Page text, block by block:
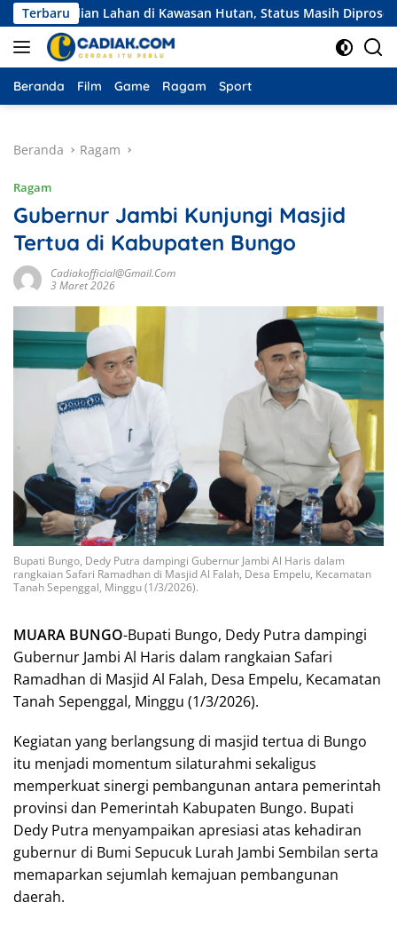
Langsung
ke
konten
Terbaru
Lahan di Kawasan Hutan, Status Masih Diproses
Beranda Film Game Ragam Sport
Beranda Ragam
Ragam
Gubernur Jambi Kunjungi Masjid
Tertua di Kabupaten Bungo
Cadiakofficial@gmail.com
3 Maret 2026
Bupati Bungo, Dedy Putra dampingi Gubernur Jambi Al Haris dalam
rangkaian Safari Ramadhan di Masjid Al Falah, Desa Empelu, Kecamatan
Tanah Sepenggal, Minggu (1/3/2026).
MUARA BUNGO-Bupati Bungo, Dedy Putra dampingi
Gubernur Jambi Al Haris dalam rangkaian Safari
Ramadhan di Masjid Al Falah, Desa Empelu, Kecamatan
Tanah Sepenggal, Minggu (1/3/2026).
Kegiatan yang berlangsung di masjid tertua di Bungo
itu menjadi momentum silaturahmi sekaligus
memperkuat sinergi pembangunan antara pemerintah
provinsi dan Pemerintah Kabupaten Bungo. Bupati
Dedy Putra menyampaikan apresiasi atas kehadiran
gubernur di Bumi Sepucuk Lurah Jambi Sembilan serta
memaparkan sejumlah kemajuan pembangunan
daerah.